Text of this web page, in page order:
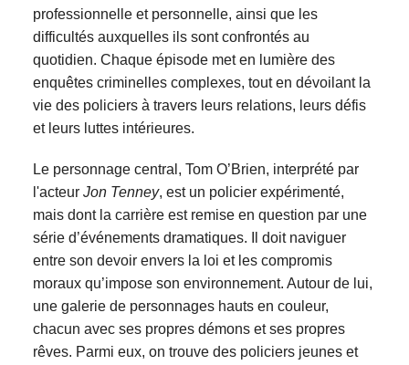
professionnelle et personnelle, ainsi que les
difficultés auxquelles ils sont confrontés au
quotidien. Chaque épisode met en lumière des
enquêtes criminelles complexes, tout en dévoilant la
vie des policiers à travers leurs relations, leurs défis
et leurs luttes intérieures.
Le personnage central, Tom O’Brien, interprété par
l'acteur Jon Tenney, est un policier expérimenté,
mais dont la carrière est remise en question par une
série d’événements dramatiques. Il doit naviguer
entre son devoir envers la loi et les compromis
moraux qu’impose son environnement. Autour de lui,
une galerie de personnages hauts en couleur,
chacun avec ses propres démons et ses propres
rêves. Parmi eux, on trouve des policiers jeunes et